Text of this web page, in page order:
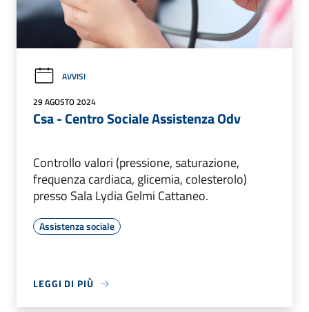
AVVISI
29 AGOSTO 2024
Csa - Centro Sociale Assistenza Odv
Controllo valori (pressione, saturazione,
frequenza cardiaca, glicemia, colesterolo)
presso Sala Lydia Gelmi Cattaneo.
Assistenza sociale
LEGGI DI PIÙ